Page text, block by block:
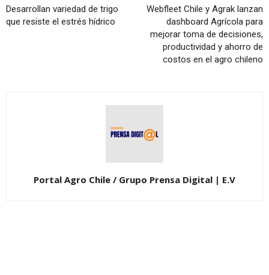
Desarrollan variedad de trigo
que resiste el estrés hídrico
Webfleet Chile y Agrak lanzan
dashboard Agrícola para
mejorar toma de decisiones,
productividad y ahorro de
costos en el agro chileno
Portal Agro Chile / Grupo Prensa Digital | E.V